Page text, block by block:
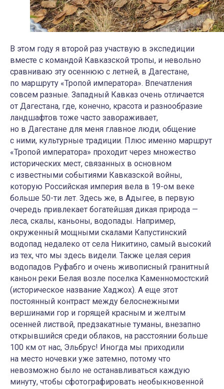
В этом году я второй раз участвую в экспедиции
вместе с командой Кавказской тропы, и невольно
сравниваю эту осеннюю с летней, в Дагестане,
по маршруту «Тропой императора». Впечатления
совсем разные. Западный Кавказ очень отличается
от Дагестана, где, конечно, красота и разнообразие
ландшафтов тоже часто завораживает,
но в Дагестане для меня главное люди, общение
с ними, культурные традиции. Плюс именно маршрут
«Тропой императора» проходит через множество
исторических мест, связанных в основном
с известными событиями Кавказской войны,
которую Российская империя вела в 19-ом веке
больше 50-ти лет. Здесь же, в Адыгее, в первую
очередь привлекает богатейшая дикая природа —
леса, скалы, каньоны, водопады. Например,
окруженный мощными скалами Капустинский
водопад недалеко от села Никитино, самый высокий
из тех, что мы здесь видели. Также целая серия
водопадов Руфабго и очень живописный гранитный
каньон реки Белая возле поселка Каменномостский
(историческое название Хаджох). А еще этот
постоянный контраст между белоснежными
вершинами гор и горящей красным и желтым
осенней листвой, предзакатные туманы, внезапно
открывшийся среди облаков, на расстоянии больше
100 км от нас, Эльбрус! Иногда мы приходили
на место ночевки уже затемно, потому что
невозможно было не останавливаться каждую
минуту, чтобы сфотографировать необыкновенной